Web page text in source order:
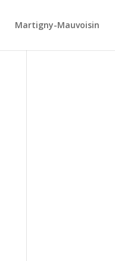
Martigny-Mauvoisin